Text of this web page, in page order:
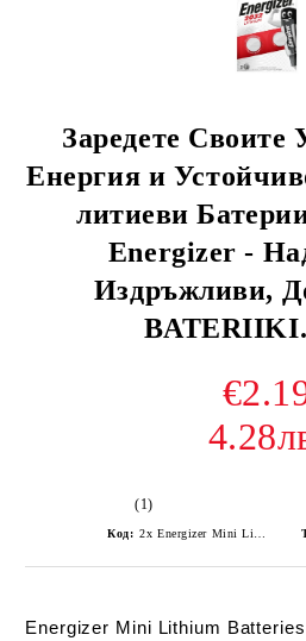
Заредете Своите
Енергия и
литиеви
Energizer -
Издръжливи,
(1)
Код:
Energizer Mini Lithium